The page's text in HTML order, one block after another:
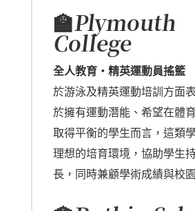
🏫Plymouth
College
全人教育・精英運動員搖籃
於游泳及精英運動培訓方面
於擁有運動潛能、希望在體
取得平衡的學生而言，這類
理想的培育環境，協助學生
長，同時兼顧學術成績與校